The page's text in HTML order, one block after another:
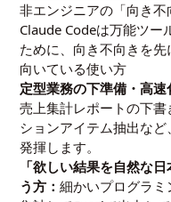
非エンジニアの「向き
Claude Codeは万能ツー
ために、向き不向きを先
向いている使い方
定型業務の下準備・高速
売上集計レポートの下
ションアイテム抽出な
発揮します。
「欲しい結果を自然な
う方：細かいプログラミ